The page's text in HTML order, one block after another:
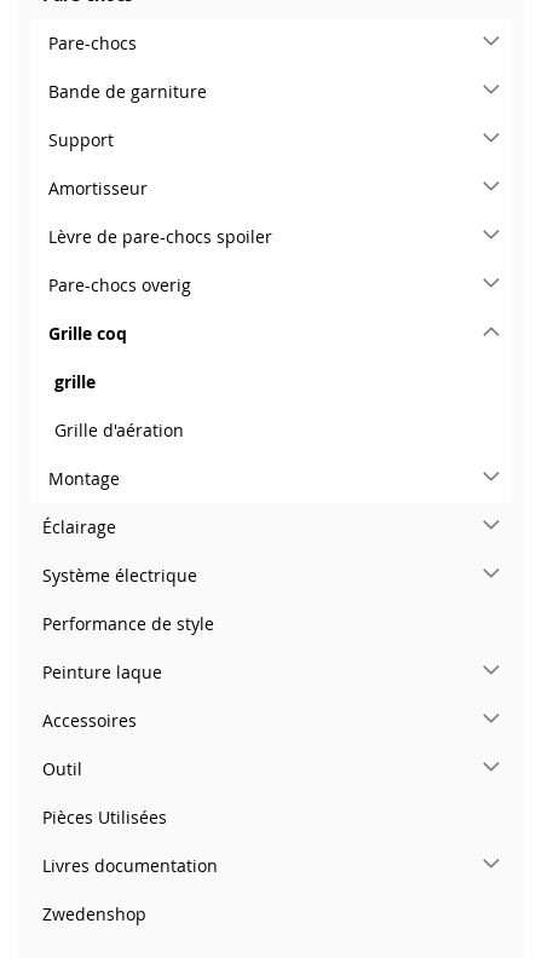
Pare-chocs
Bande de garniture
Support
Amortisseur
Lèvre de pare-chocs spoiler
Pare-chocs overig
Grille coq
grille
Grille d'aération
Montage
Éclairage
Système électrique
Performance de style
Peinture laque
Accessoires
Outil
Pièces Utilisées
Livres documentation
Zwedenshop